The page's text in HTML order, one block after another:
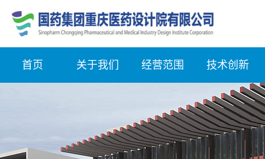
首页 关于我们 经营范围 技术创新